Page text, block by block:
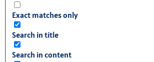
Exact matches only
Search in title
Search in content